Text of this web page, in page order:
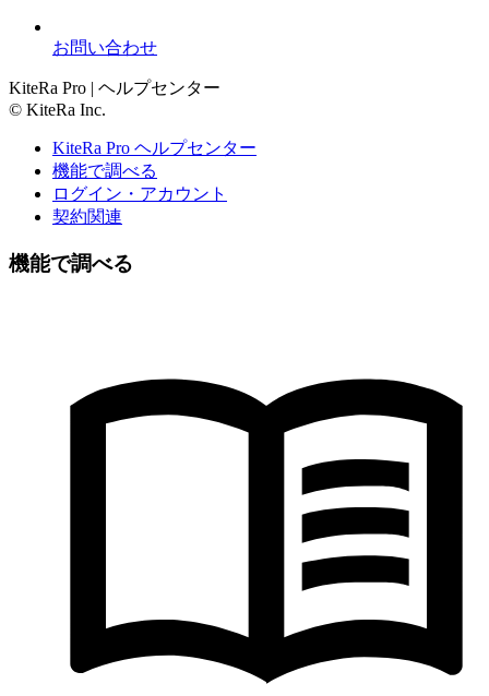
お問い合わせ
KiteRa Pro | ヘルプセンター
© KiteRa Inc.
KiteRa Pro ヘルプセンター
機能で調べる
ログイン・アカウント
契約関連
機能で調べる